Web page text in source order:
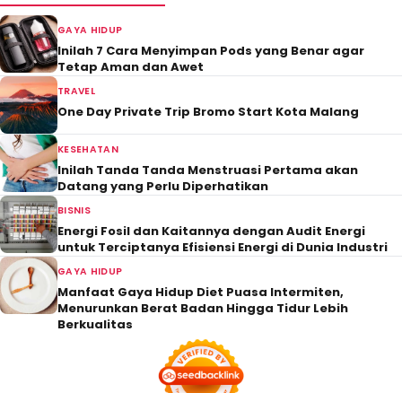
GAYA HIDUP
Inilah 7 Cara Menyimpan Pods yang Benar agar
Tetap Aman dan Awet
TRAVEL
One Day Private Trip Bromo Start Kota Malang
KESEHATAN
Inilah Tanda Tanda Menstruasi Pertama akan
Datang yang Perlu Diperhatikan
BISNIS
Energi Fosil dan Kaitannya dengan Audit Energi
untuk Terciptanya Efisiensi Energi di Dunia Industri
GAYA HIDUP
Manfaat Gaya Hidup Diet Puasa Intermiten,
Menurunkan Berat Badan Hingga Tidur Lebih
Berkualitas